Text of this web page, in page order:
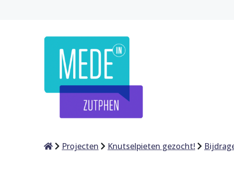
HomeProjecten Knutselpieten gezocht!